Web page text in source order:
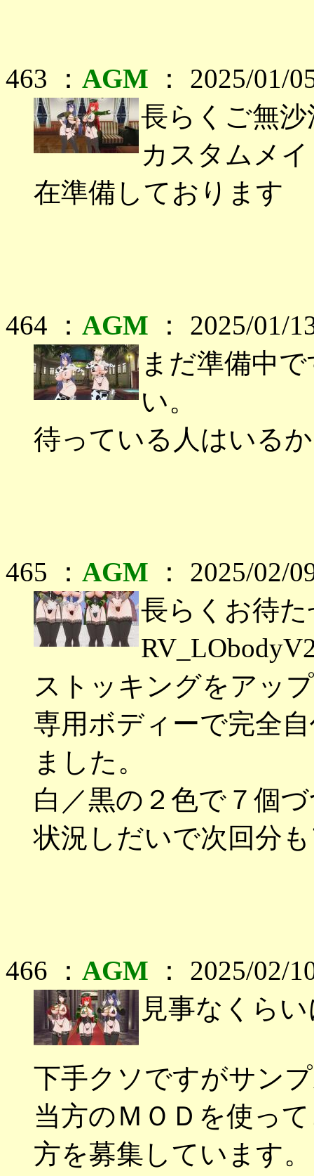
463 ： AGM ： 2025/01/
長らくご無
カスタムメ
在準備しております
464 ： AGM ： 2025/01/
まだ準備中
い。
待っている人はいる
465 ： AGM ： 2025/02/
長らくお待
ストッキングをアッ
専用ボディーで完全
ました。
白／黒の２色で７個
状況しだいで次回分
466 ： AGM ： 2025/02/
見事なくら
下手クソですがサン
当方のＭＯＤを使っ
方を募集しています。